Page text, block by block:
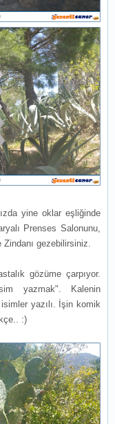
yine oklar eşliğinde
Prenses Salonunu,
Zindanı gezebilirsiniz.
gözüme çarpıyor.
yazmak". Kalenin
yazılı. İşin komik
:)